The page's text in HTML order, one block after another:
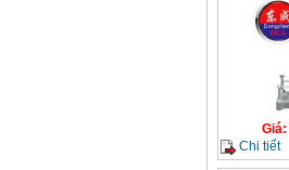
Giá:
Chi tiết